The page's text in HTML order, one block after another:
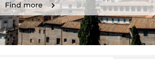
Find more